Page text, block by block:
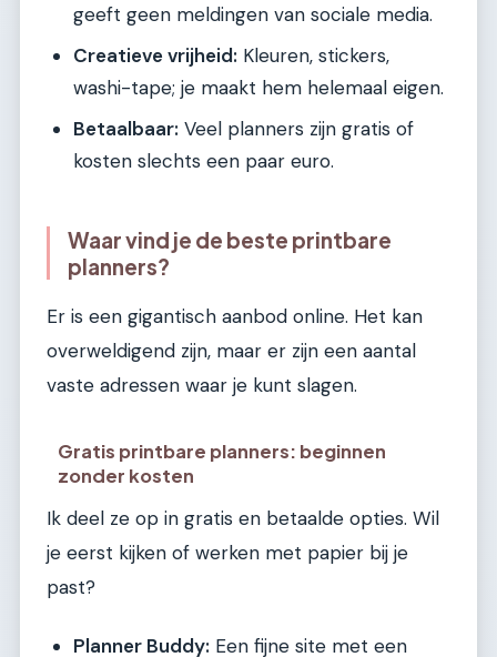
geeft geen meldingen van sociale media.
Creatieve vrijheid: Kleuren, stickers,
washi-tape; je maakt hem helemaal eigen.
Betaalbaar: Veel planners zijn gratis of
kosten slechts een paar euro.
Waar vind je de beste printbare
planners?
Er is een gigantisch aanbod online. Het kan
overweldigend zijn, maar er zijn een aantal
vaste adressen waar je kunt slagen.
Gratis printbare planners: beginnen
zonder kosten
Ik deel ze op in gratis en betaalde opties. Wil
je eerst kijken of werken met papier bij je
past?
Planner Buddy: Een fijne site met een